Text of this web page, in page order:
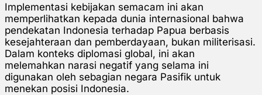
Implementasi kebijakan semacam ini akan
memperlihatkan kepada dunia internasional bahwa
pendekatan Indonesia terhadap Papua berbasis
kesejahteraan dan pemberdayaan, bukan militerisasi.
Dalam konteks diplomasi global, ini akan
melemahkan narasi negatif yang selama ini
digunakan oleh sebagian negara Pasifik untuk
menekan posisi Indonesia.